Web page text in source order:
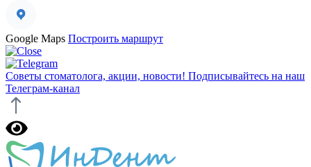
Google Maps Построить маршрут
Советы стоматолога, акции, новости! Подписывайтесь на наш
Телеграм-канал